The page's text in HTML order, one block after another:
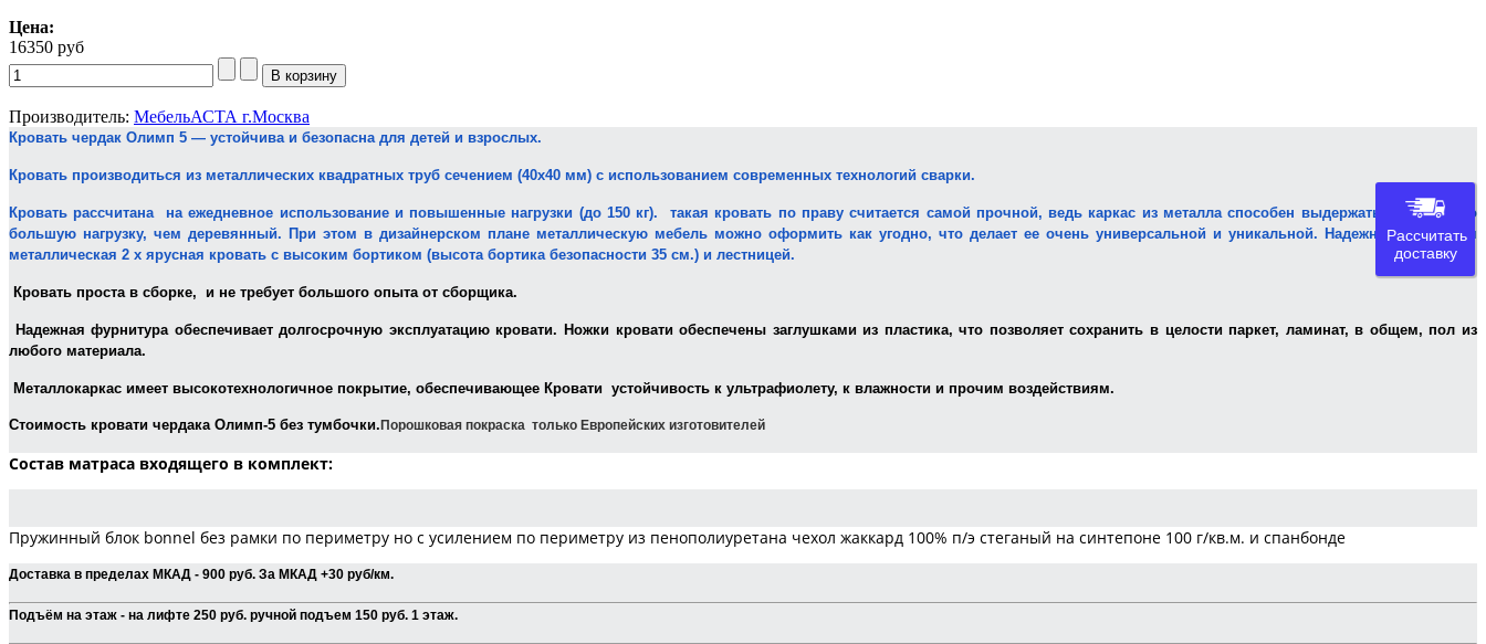
Цена:
16350 руб
Производитель: МебельАСТА г.Москва
Кровать чердак Олимп 5 — устойчива и безопасна для детей и взрослых.
Кровать производиться из металлических квадратных труб сечением (40х40 мм) с использованием современных технологий сварки.
Кровать рассчитана на ежедневное использование и повышенные нагрузки (до 150 кг). такая кровать по праву считается самой прочной, ведь каркас из металла способен выдержать значительно
большую нагрузку, чем деревянный. При этом в дизайнерском плане металлическую мебель можно оформить как угодно, что делает ее очень универсальной и уникальной. Надежная и прочная
металлическая 2 х ярусная кровать с высоким бортиком (высота бортика безопасности 35 см.) и лестницей.
Кровать проста в сборке, и не требует большого опыта от сборщика.
Надежная фурнитура обеспечивает долгосрочную эксплуатацию кровати. Ножки кровати обеспечены заглушками из пластика, что позволяет сохранить в целости паркет, ламинат, в общем, пол из
любого материала.
Металлокаркас имеет высокотехнологичное покрытие, обеспечивающее Кровати устойчивость к ультрафиолету, к влажности и прочим воздействиям.
Стоимость кровати чердака Олимп-5 без тумбочки.Порошковая покраска только Европейских изготовителей
Состав матраса входящего в комплект:
Пружинный блок bonnel без рамки по периметру но с усилением по периметру из пенополиуретана чехол жаккард 100% п/э стеганый на синтепоне 100 г/кв.м. и спанбонде
Доставка в пределах МКАД - 900 руб. За МКАД +30 руб/км.
Подъём на этаж - на лифте 250 руб. ручной подъем 150 руб. 1 этаж.
Рассчитать
доставку